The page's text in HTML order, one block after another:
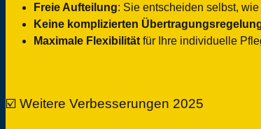
Freie Aufteilung: Sie entscheiden selbst,
Keine komplizierten
Maximale Flexibilität für Ihre individuelle
☑️ Weitere Verbesserungen 2025